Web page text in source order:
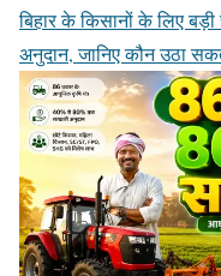
बिहार के किसानों के लिए
अनुदान, जानिए कौन उठा